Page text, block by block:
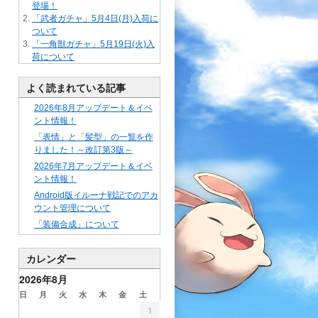
登場！
「武者ガチャ」5月4日(月)入荷に
ついて
「一角獣ガチャ」5月19日(火)入
荷について
よく読まれている記事
2026年8月アップデート＆イベ
ント情報！
「表情」と「髪型」の一覧を作
りました！～改訂第3版～
2026年7月アップデート＆イベ
ント情報！
Android版イルーナ戦記でのアカ
ウント管理について
「装備合成」について
カレンダー
2026年8月
日 月 火 水 木 金 土
1